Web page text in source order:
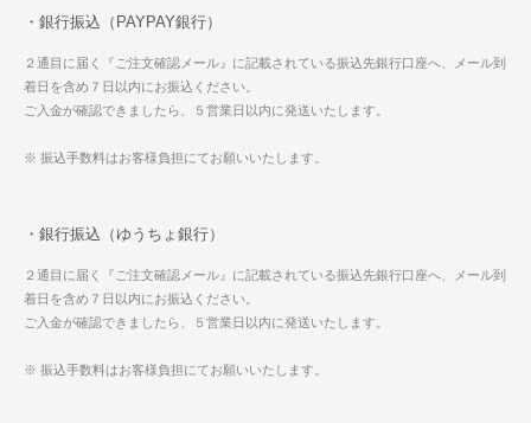
・銀行振込（PAYPAY銀行）
２通目に届く『ご注文確認メール』に記載されている振込先銀行口座へ、メール到
着日を含め７日以内にお振込ください。
ご入金が確認できましたら、５営業日以内に発送いたします。
※ 振込手数料はお客様負担にてお願いいたします。
・銀行振込（ゆうちょ銀行）
２通目に届く『ご注文確認メール』に記載されている振込先銀行口座へ、メール到
着日を含め７日以内にお振込ください。
ご入金が確認できましたら、５営業日以内に発送いたします。
※ 振込手数料はお客様負担にてお願いいたします。